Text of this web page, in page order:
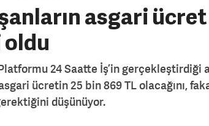
asgari
24 Saatte İş’in gerçekleştirdiği
ücretin 25 bin 869 TL olacağını,
düşünüyor.